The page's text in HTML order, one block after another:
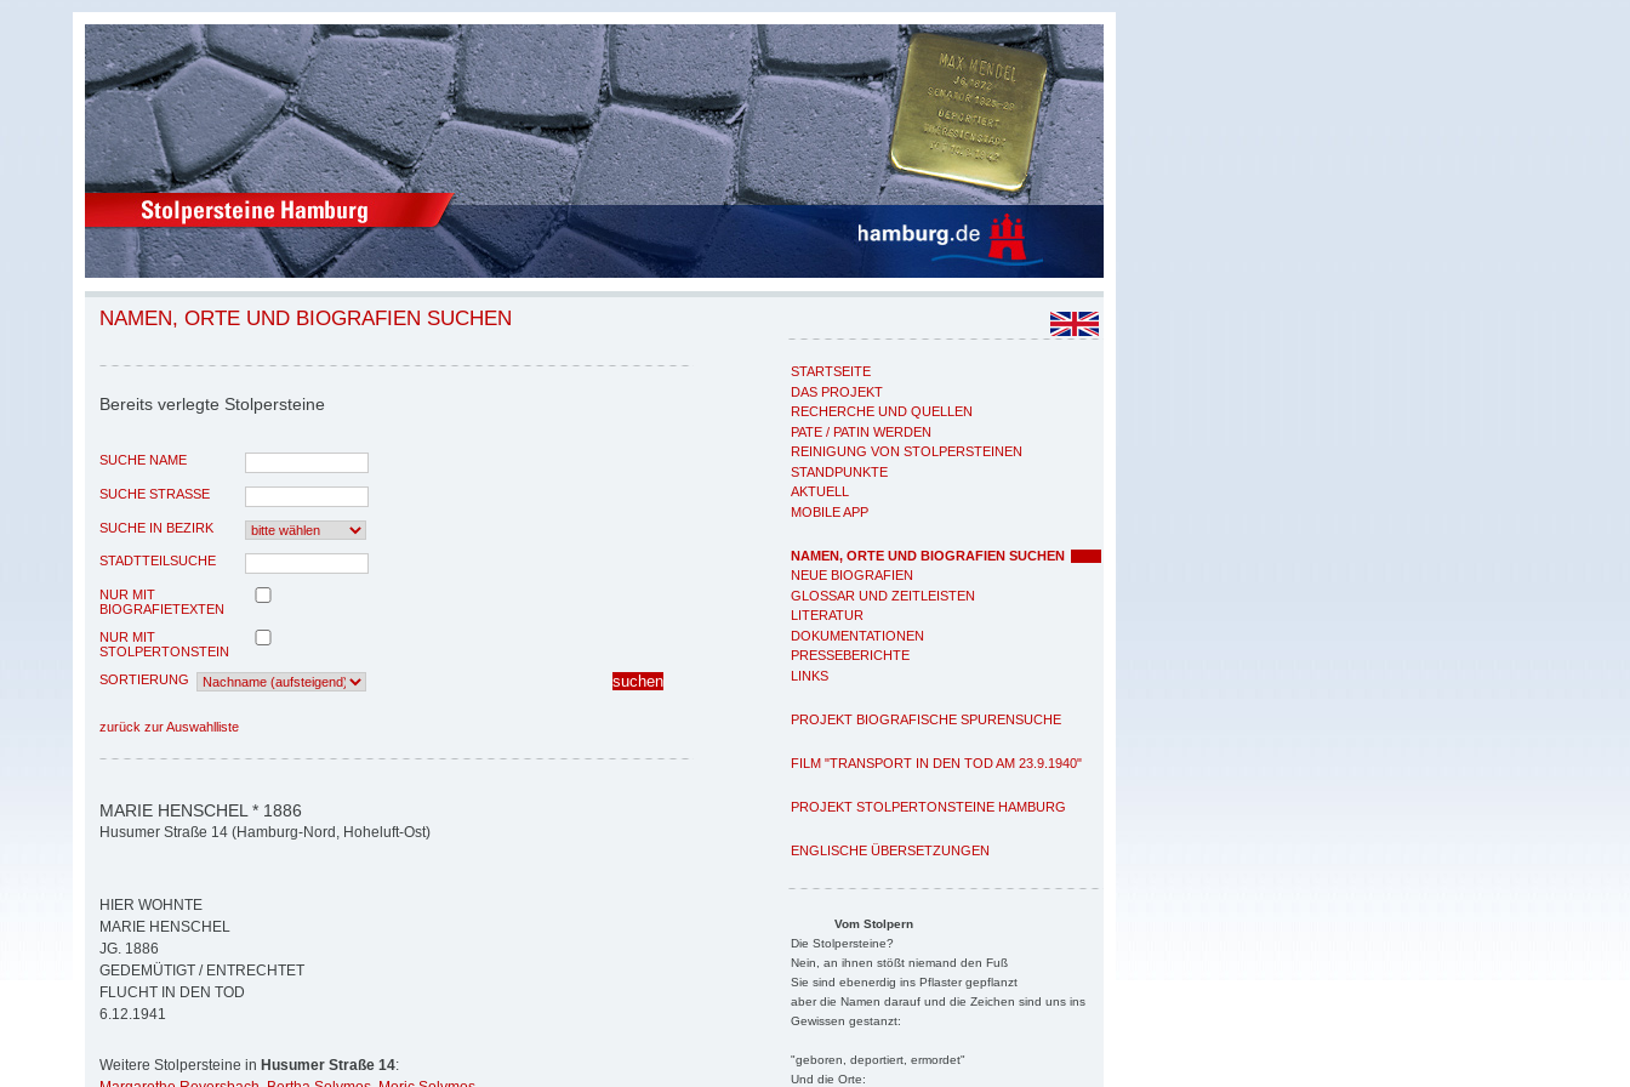
STARTSEITE
DAS PROJEKT
RECHERCHE UND QUELLEN
PATE / PATIN WERDEN
REINIGUNG VON STOLPERSTEINEN
STANDPUNKTE
AKTUELL
MOBILE APP
NAMEN, ORTE UND BIOGRAFIEN SUCHEN
NEUE BIOGRAFIEN
GLOSSAR UND ZEITLEISTEN
LITERATUR
DOKUMENTATIONEN
PRESSEBERICHTE
LINKS
PROJEKT BIOGRAFISCHE SPURENSUCHE
FILM "TRANSPORT IN DEN TOD AM 23.9.1940"
PROJEKT STOLPERTONSTEINE HAMBURG
ENGLISCHE ÜBERSETZUNGEN
Vom Stolpern
Die Stolpersteine?
Nein, an ihnen stößt niemand den Fuß
Sie sind ebenerdig ins Pflaster gepflanzt
aber die Namen darauf und die Zeichen sind uns ins
Gewissen gestanzt:
"geboren, deportiert, ermordet"
Und die Orte:
NAMEN, ORTE UND BIOGRAFIEN SUCHEN
Bereits verlegte Stolpersteine
SUCHE NAME
SUCHE STRASSE
SUCHE IN BEZIRK
STADTTEILSUCHE
NUR MIT
BIOGRAFIETEXTEN
NUR MIT
STOLPERTONSTEIN
SORTIERUNG
zurück zur Auswahlliste
MARIE HENSCHEL * 1886
Husumer Straße 14 (Hamburg-Nord, Hoheluft-Ost)
HIER WOHNTE
MARIE HENSCHEL
JG. 1886
GEDEMÜTIGT / ENTRECHTET
FLUCHT IN DEN TOD
6.12.1941
Weitere Stolpersteine in Husumer Straße 14: